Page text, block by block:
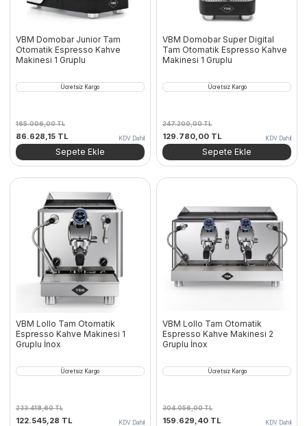
VBM Domobar Junior Tam
Otomatik Espresso Kahve
Makinesi 1 Gruplu
Ücretsiz Kargo
165.006,00TL
Orijinal
fiyat:
165.006,00 TL.
86.628,15 TLŞu
andaki
fiyat:
KDV Dahil
Sepete Ekle
VBM Domobar Super Digital
Tam Otomatik Espresso Kahve
Makinesi 1 Gruplu
Ücretsiz Kargo
247.200,00TL
Orijinal
fiyat:
247.200,00 TL.
129.780,00 TL
andaki
fiyat:
KDV Dahil
Sepete Ekle
VBM Lollo Tam Otomatik
Espresso Kahve Makinesi 1
Gruplu İnox
Ücretsiz Kargo
233.418,60TL
Orijinal
122.545,28 TL KDV Dahil
VBM Lollo Tam Otomatik
Espresso Kahve Makinesi 2
Gruplu İnox
Ücretsiz Kargo
304.056,00TL
Orijinal
159.629,40 TL KDV Dahil